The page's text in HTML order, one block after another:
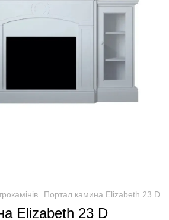
Портал камина Elizabeth 23 D
Elizabeth 23 D